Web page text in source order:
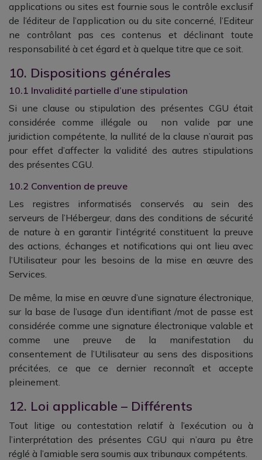
applications ou sites est fournie sous le contrôle exclusif
de l’éditeur de l’application ou du site concerné, l’Editeur
ne contrôlant pas ces contenus et déclinant toute
responsabilité à cet égard et à quelque titre que ce soit.
10. Dispositions générales
10.1 Invalidité partielle d’une stipulation
Si une clause ou stipulation des présentes CGU était
considérée comme illégale ou non valide par une
juridiction compétente, la nullité de la clause n’aurait pas
pour effet d’affecter la validité des autres stipulations
des présentes CGU.
10.2 Convention de preuve
Les registres informatisés conservés au sein des
serveurs de l’Hébergeur, dans des conditions de sécurité
de nature à en garantir l’intégrité constituent la preuve
des actions, échanges et notifications qui ont lieu avec
l’Utilisateur pour les besoins de la mise en œuvre des
Services.
De même, la mise en œuvre d’une signature électronique,
sur la base de l’usage d’un identifiant /mot de passe est
considérée comme une signature électronique valable et
comme une preuve de la manifestation du
consentement de l’Utilisateur au sens des dispositions
précitées, ce que ce dernier reconnaît et accepte
pleinement.
12. Loi applicable – Différents
Tout litige ou contestation relatif à l’exécution ou à
l’interprétation des présentes CGU qui n’aura pu être
réglé à l’amiable sera soumis aux tribunaux compétents.